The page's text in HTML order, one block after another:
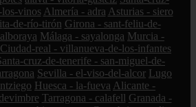
vinos Almería - adra Asturias - siero
de-río-tirón Girona - sant-feliu-de-
Málaga - sayalonga Murcia -
Ciudad-real - villanueva-de-los-infantes
cruz-de-tenerife - san-miguel-de-
Sevilla - el-viso-del-alcor Lugo
Huesca - la-fueva Alicante -
Tarragona - calafell Granada -